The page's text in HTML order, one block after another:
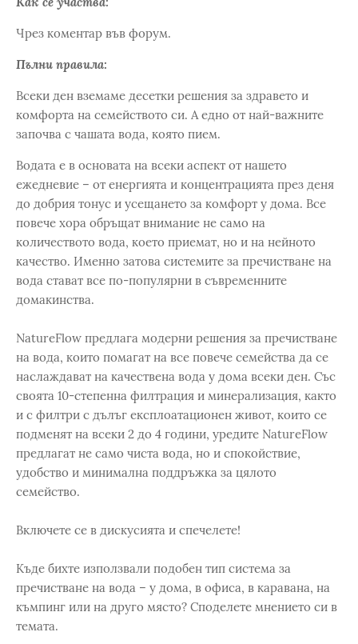
Чрез коментар във форум.
Пълни правила:
Всеки ден вземаме десетки решения за здравето и
комфорта на семейството си. А едно от най-важните
започва с чашата вода, която пием.
Водата е в основата на всеки аспект от нашето
ежедневие – от енергията и концентрацията през деня
до добрия тонус и усещането за комфорт у дома. Все
повече хора обръщат внимание не само на
количеството вода, което приемат, но и на нейното
качество. Именно затова системите за пречистване на
вода стават все по-популярни в съвременните
домакинства.
NatureFlow предлага модерни решения за пречистване
на вода, които помагат на все повече семейства да се
наслаждават на качествена вода у дома всеки ден. Със
своята 10-степенна филтрация и минерализация, както
и с филтри с дълъг експлоатационен живот, които се
подменят на всеки 2 до 4 години, уредите NatureFlow
предлагат не само чиста вода, но и спокойствие,
удобство и минимална поддръжка за цялото
семейство.
Включете се в дискусията и спечелете!
Къде бихте използвали подобен тип система за
пречистване на вода – у дома, в офиса, в каравана, на
къмпинг или на друго място? Споделете мнението си в
темата.